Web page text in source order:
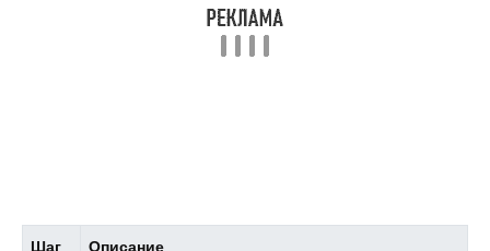
Шаг Описание